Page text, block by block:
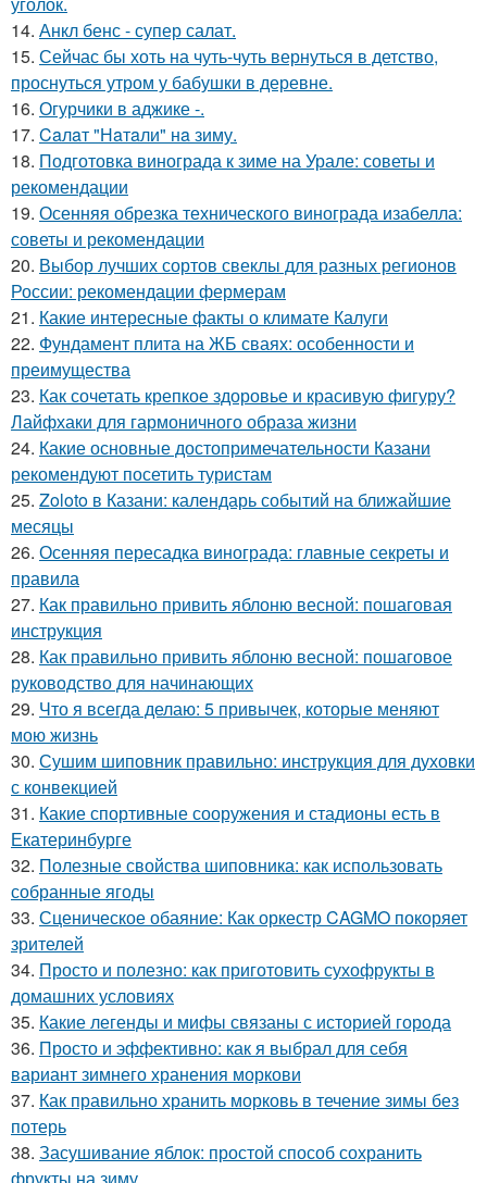
14. Анкл бенс - супер салат.
15. Сейчас бы хоть на чуть-чуть вернуться в детство,
проснуться утром у бабушки в деревне.
16. Огурчики в аджике -.
17. Caлaт "Нaтaли" нa зиму.
18. Подготовка винограда к зиме на Урале: советы и
рекомендации
19. Осенняя обрезка технического винограда изабелла:
советы и рекомендации
20. Выбор лучших сортов свеклы для разных регионов
России: рекомендации фермерам
21. Какие интересные факты о климате Калуги
22. Фундамент плита на ЖБ сваях: особенности и
преимущества
23. Как сочетать крепкое здоровье и красивую фигуру?
Лайфхаки для гармоничного образа жизни
24. Какие основные достопримечательности Казани
рекомендуют посетить туристам
25. Zoloto в Казани: календарь событий на ближайшие
месяцы
26. Осенняя пересадка винограда: главные секреты и
правила
27. Как правильно привить яблоню весной: пошаговая
инструкция
28. Как правильно привить яблоню весной: пошаговое
руководство для начинающих
29. Что я всегда делаю: 5 привычек, которые меняют
мою жизнь
30. Сушим шиповник правильно: инструкция для духовки
с конвекцией
31. Какие спортивные сооружения и стадионы есть в
Екатеринбурге
32. Полезные свойства шиповника: как использовать
собранные ягоды
33. Сценическое обаяние: Как оркестр CAGMO покоряет
зрителей
34. Просто и полезно: как приготовить сухофрукты в
домашних условиях
35. Какие легенды и мифы связаны с историей города
36. Просто и эффективно: как я выбрал для себя
вариант зимнего хранения моркови
37. Как правильно хранить морковь в течение зимы без
потерь
38. Засушивание яблок: простой способ сохранить
фрукты на зиму